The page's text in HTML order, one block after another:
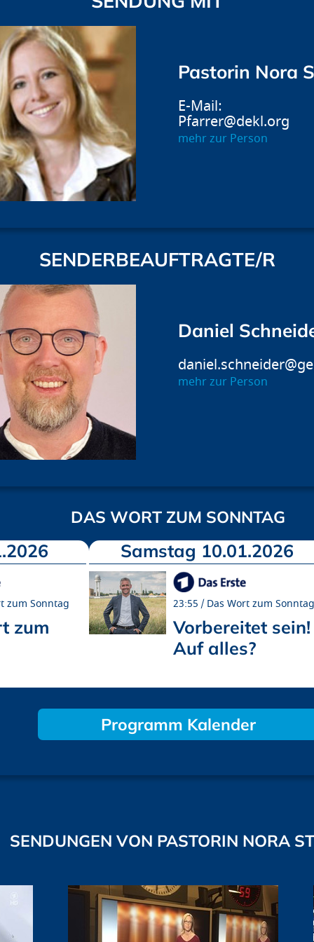
Pastorin Nora
Pfarrer@dekl.org
mehr zur Person
SENDERBEAUFTRAGTE/R
Daniel
mehr zur Person
DAS WORT ZUM SONNTAG
zum Sonntag
zum
Samstag 10.01.2026
23:55 Das Wort zum Sonntag
Vorbereitet sein!
Auf alles?
Programm Kalender
SENDUNGEN VON PASTORIN NORA